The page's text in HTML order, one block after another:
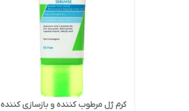
کرم ژل مرطوب کننده و بازسازی کننده